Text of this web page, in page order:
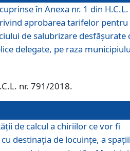
în Anexa nr. 1 din H.C.L.
aprobarea tarifelor pentru
de salubrizare desfăşurate
delegate, pe raza
nr. 791/2018.
de calcul a chiriilor ce vor fi
destinaţia de locuinţe, a